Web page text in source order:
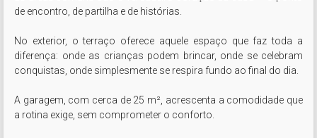
de encontro, de partilha e de histórias.
No exterior, o terraço oferece aquele espaço que faz toda a
diferença: onde as crianças podem brincar, onde se celebram
conquistas, onde simplesmente se respira fundo ao final do dia.
A garagem, com cerca de 25 m², acrescenta a comodidade que
a rotina exige, sem comprometer o conforto.